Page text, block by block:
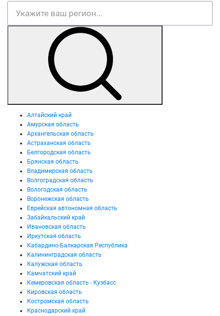
Алтайский край
Амурская область
Архангельская область
Астраханская область
Белгородская область
Брянская область
Владимирская область
Волгоградская область
Вологодская область
Воронежская область
Еврейская автономная область
Забайкальский край
Ивановская область
Иркутская область
Кабардино-Балкарская Республика
Калининградская область
Калужская область
Камчатский край
Кемеровская область - Кузбасс
Кировская область
Костромская область
Краснодарский край